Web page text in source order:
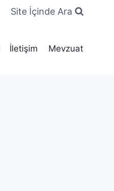
Site İçinde Ara
İletişim Mevzuat